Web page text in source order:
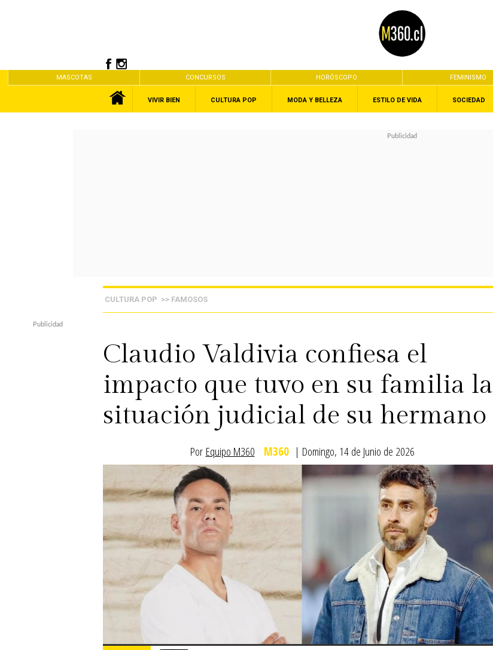
MASCOTAS CONCURSOS HORÓSCOPO FEMINISMO
VIVIR BIEN CULTURA POP MODA Y BELLEZA ESTILO DE VIDA SOCIEDAD
CULTURA POP >> FAMOSOS
Claudio Valdivia confiesa el
impacto que tuvo en su familia la
situación judicial de su hermano
Por Equipo M360 M360 | Domingo, 14 de Junio de 2026